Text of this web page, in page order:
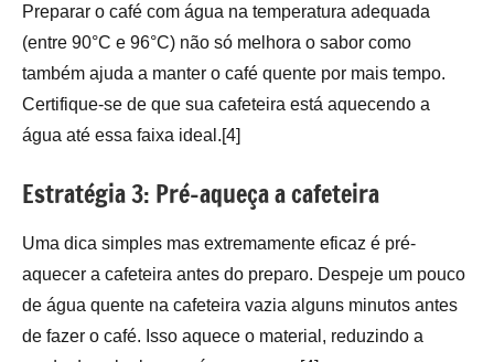
Preparar o café com água na temperatura adequada
(entre 90°C e 96°C) não só melhora o sabor como
também ajuda a manter o café quente por mais tempo.
Certifique-se de que sua cafeteira está aquecendo a
água até essa faixa ideal.[4]
Estratégia 3: Pré-aqueça a cafeteira
Uma dica simples mas extremamente eficaz é pré-
aquecer a cafeteira antes do preparo. Despeje um pouco
de água quente na cafeteira vazia alguns minutos antes
de fazer o café. Isso aquece o material, reduzindo a